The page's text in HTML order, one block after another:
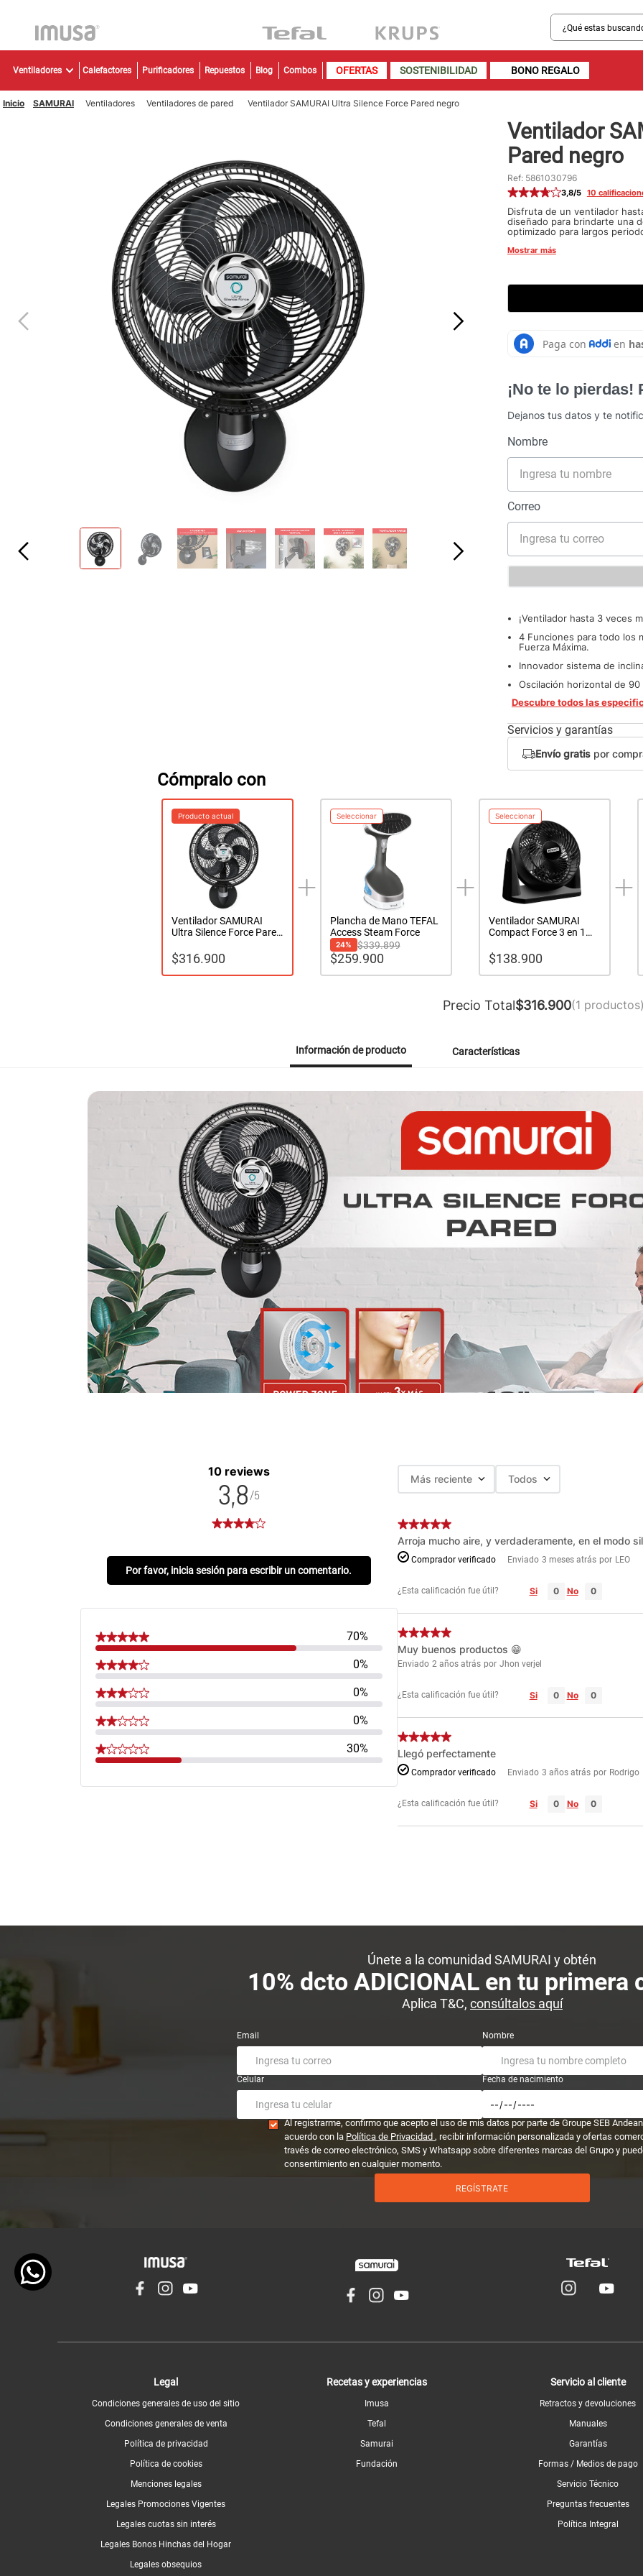
¿Qué estas buscando?
Ventiladores Calefactores Purificadores Repuestos Blog Combos OFERTAS SOSTENIBILIDAD BONO REGALO
SAMURAI Ventiladores Ventiladores de pared Ventilador SAMURAI Ultra Silence Force Pared negro
Ventilador
Pared negro
Ref: 5861030796
3,8/5 10
Disfruta de un ventilador
diseñado para brindarte una
optimizado para largos
sacrificar tu tranquilidad o
Mostrar más
¡No te lo
Dejanos tus datos y te
¡Ventilador hasta 3 veces
4 Funciones para todo los
Fuerza Máxima.
Innovador sistema de
Oscilación horizontal de
Descubre todos las
Servicios y garantías
Envío gratispor
Cómpralo con
Producto actual
Ventilador SAMURAI
Ultra Silence Force Pared
$316.900
Seleccionar
Plancha de Mano TEFAL
Access Steam Force
24% $339.899
$259.900
Seleccionar
Ventilador SAMURAI
Compact Force 3 en 1
$138.900
Precio Total$316.900(1 productos)
Información de producto Características
10 reviews
3,8/5
Por favor, inicia sesión para escribir un comentario.
70%
0%
0%
0%
30%
Más reciente Todos
Arroja mucho aire, y verdaderamente, en el modo
Comprador verificado Enviado 3 meses atrás por LEO
¿Esta calificación fue útil? Si No
Muy buenos productos 😁
Enviado 2 años atrás por Jhon verjel
¿Esta calificación fue útil? Si No
Llegó perfectamente
Comprador verificado Enviado 3 años atrás por Rodrigo
¿Esta calificación fue útil? Si No
Únete a la comunidad SAMURAI y obtén
10% dcto ADICIONAL en tu primera
Aplica T&C, consúltalos aquí
Email Nombre
Celular Fecha de nacimiento
Al registrarme, confirmo que acepto el uso de mis datos por parte de Groupe SEB
acuerdo con la Política de Privacidad, recibir información personalizada y ofertas
través de correo electrónico, SMS y Whatsapp sobre diferentes marcas del Grupo y
consentimiento en cualquier momento.
REGÍSTRATE
Legal
Condiciones generales de uso del sitio
Condiciones generales de venta
Política de privacidad
Política de cookies
Menciones legales
Legales Promociones Vigentes
Legales cuotas sin interés
Legales Bonos Hinchas del Hogar
Legales obsequios
Recetas y experiencias
Imusa
Tefal
Samurai
Fundación
Servicio al cliente
Retractos y devoluciones
Manuales
Garantías
Formas / Medios de pago
Servicio Técnico
Preguntas frecuentes
Política Integral
1.
sartenes
2.
bateria
5.
6.
ventilador
7.
licuadora
8.
cafetera
9.
acero inoxidable
10. caldero